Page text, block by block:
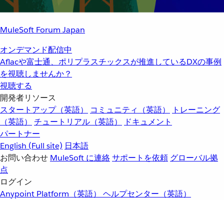
MuleSoft Forum Japan
オンデマンド配信中
Aflacや富士通、ポリプラスチックスが推進しているDXの事例
を視聴しませんか？
視聴する
開発者リソース
スタートアップ（英語）
コミュニティ（英語）
トレーニング
（英語）
チュートリアル（英語）
ドキュメント
パートナー
English (Full site) 日本語
お問い合わせ MuleSoft に連絡サポートを依頼 グローバル拠
点
ログイン
Anypoint Platform（英語） ヘルプセンター（英語）